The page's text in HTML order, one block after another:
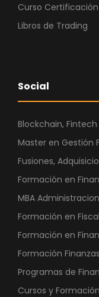
Curso Certificación
Libros de Trading
Social
Blockchain,
Master en Gestión
Fusiones,
Formación en
MBA
Formación en
Formación en
Formación
Programas de
Cursos y Formación